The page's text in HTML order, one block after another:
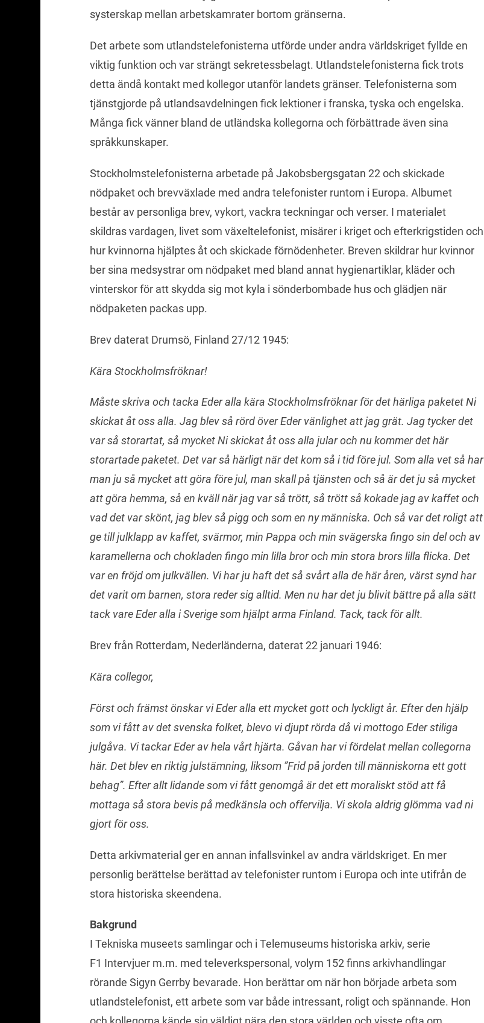
systerskap mellan arbetskamrater bortom gränserna.
Det arbete som utlandstelefonisterna utförde under andra världskriget fyllde en
viktig funktion och var strängt sekretessbelagt. Utlandstelefonisterna fick trots
detta ändå kontakt med kollegor utanför landets gränser. Telefonisterna som
tjänstgjorde på utlandsavdelningen fick lektioner i franska, tyska och engelska.
Många fick vänner bland de utländska kollegorna och förbättrade även sina
språkkunskaper.
Stockholmstelefonisterna arbetade på Jakobsbergsgatan 22 och skickade
nödpaket och brevväxlade med andra telefonister runtom i Europa. Albumet
består av personliga brev, vykort, vackra teckningar och verser. I materialet
skildras vardagen, livet som växeltelefonist, misärer i kriget och efterkrigstiden och
hur kvinnorna hjälptes åt och skickade förnödenheter. Breven skildrar hur kvinnor
ber sina medsystrar om nödpaket med bland annat hygienartiklar, kläder och
vinterskor för att skydda sig mot kyla i sönderbombade hus och glädjen när
nödpaketen packas upp.
Brev daterat Drumsö, Finland 27/12 1945:
Kära Stockholmsfröknar!
Måste skriva och tacka Eder alla kära Stockholmsfröknar för det härliga paketet Ni
skickat åt oss alla. Jag blev så rörd över Eder vänlighet att jag grät. Jag tycker det
var så storartat, så mycket Ni skickat åt oss alla jular och nu kommer det här
storartade paketet. Det var så härligt när det kom så i tid före jul. Som alla vet så har
man ju så mycket att göra före jul, man skall på tjänsten och så är det ju så mycket
att göra hemma, så en kväll när jag var så trött, så trött så kokade jag av kaffet och
vad det var skönt, jag blev så pigg och som en ny människa. Och så var det roligt att
ge till julklapp av kaffet, svärmor, min Pappa och min svägerska fingo sin del och av
karamellerna och chokladen fingo min lilla bror och min stora brors lilla flicka. Det
var en fröjd om julkvällen. Vi har ju haft det så svårt alla de här åren, värst synd har
det varit om barnen, stora reder sig alltid. Men nu har det ju blivit bättre på alla sätt
tack vare Eder alla i Sverige som hjälpt arma Finland. Tack, tack för allt.
Brev från Rotterdam, Nederländerna, daterat 22 januari 1946:
Kära collegor,
Först och främst önskar vi Eder alla ett mycket gott och lyckligt år. Efter den hjälp
som vi fått av det svenska folket, blevo vi djupt rörda då vi mottogo Eder stiliga
julgåva. Vi tackar Eder av hela vårt hjärta. Gåvan har vi fördelat mellan collegorna
här. Det blev en riktig julstämning, liksom ”Frid på jorden till människorna ett gott
behag”. Efter allt lidande som vi fått genomgå är det ett moraliskt stöd att få
mottaga så stora bevis på medkänsla och offervilja. Vi skola aldrig glömma vad ni
gjort för oss.
Detta arkivmaterial ger en annan infallsvinkel av andra världskriget. En mer
personlig berättelse berättad av telefonister runtom i Europa och inte utifrån de
stora historiska skeendena.
Bakgrund
I Tekniska museets samlingar och i Telemuseums historiska arkiv, serie
F1 Intervjuer m.m. med televerkspersonal, volym 152 finns arkivhandlingar
rörande Sigyn Gerrby bevarade. Hon berättar om när hon började arbeta som
utlandstelefonist, ett arbete som var både intressant, roligt och spännande. Hon